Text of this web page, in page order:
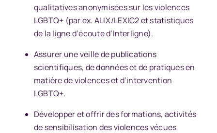
qualitatives anonymisées sur les violences
LGBTQ+ (par ex. ALIX/LEXIC2 et statistiques
de la ligne d’écoute d’Interligne).
Assurer une veille de publications
scientifiques, de données et de pratiques en
matière de violences et d’intervention
LGBTQ+.
Développer et offrir des formations, activités
de sensibilisation des violences vécues